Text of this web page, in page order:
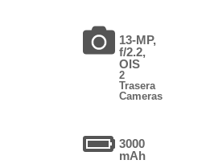
13-MP,
f/2.2,
OIS
2
Trasera
Cameras
3000
mAh